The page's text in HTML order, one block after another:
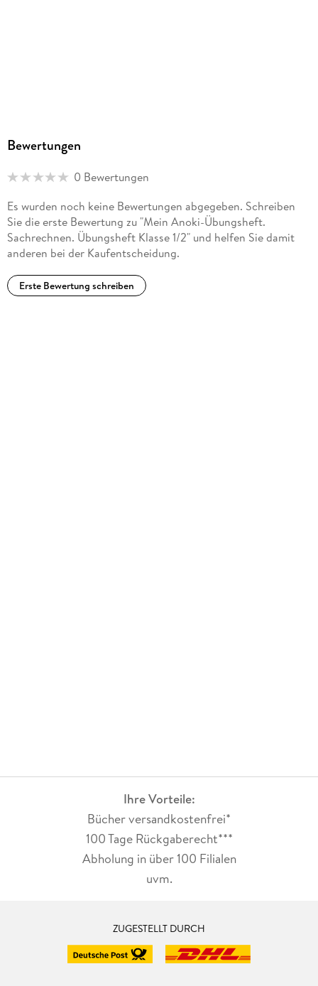
Bewertungen
0 Bewertungen
Es wurden noch keine Bewertungen abgegeben. Schreiben
Sie die erste Bewertung zu "Mein Anoki-Übungsheft.
Sachrechnen. Übungsheft Klasse 1/2" und helfen Sie damit
anderen bei der Kaufentscheidung.
Erste Bewertung schreiben
Ihre Vorteile:
Bücher versandkostenfrei*
100 Tage Rückgaberecht***
Abholung in über 100 Filialen
uvm.
ZUGESTELLT DURCH